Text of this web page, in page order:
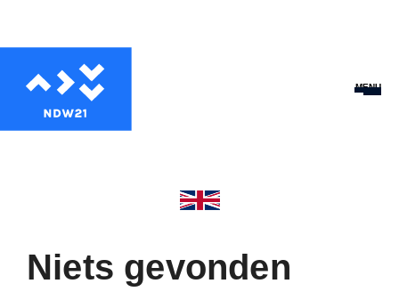
MENU
Niets gevonden